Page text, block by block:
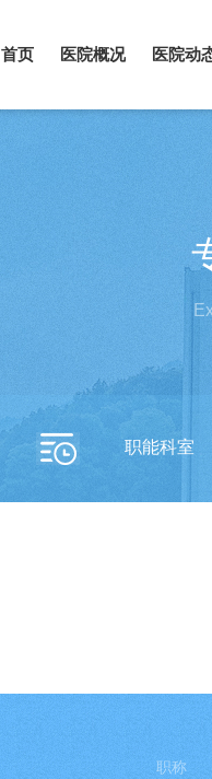
首页 医院概况 医院动
职能科室
职称